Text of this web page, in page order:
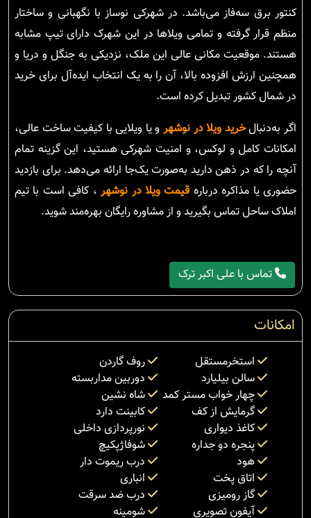
کنتور برق سه‌فاز می‌باشد. در شهرکی نوساز با نگهبانی و ساختار
منظم قرار گرفته و تمامی ویلاها در این شهرک دارای تیپ مشابه
هستند. موقعیت مکانی عالی این ملک، نزدیکی به جنگل و دریا و
همچنین ارزش افزوده بالا، آن را به یک انتخاب ایده‌آل برای خرید
در شمال کشور تبدیل کرده است.
اگر به‌دنبالخرید ویلا در نوشهرو یا ویلایی با کیفیت ساخت عالی،
امکانات کامل و لوکس، و امنیت شهرکی هستید، این گزینه تمام
آنچه را که در ذهن دارید به‌صورت یک‌جا ارائه می‌دهد. برای بازدید
حضوری یا مذاکره درباره قیمت ویلا در نوشهر، کافی است با تیم
املاک ساحل تماس بگیرید و از مشاوره رایگان بهره‌مند شوید.
تماس با علی اکبر ترک
امکانات
استخرمستقل
روف گاردن
سالن بیلیارد
دوربین مداربسته
چهار خواب مستر کمد
شاه نشین
گرمایش از کف
کابینت دارد
کاغذ دیواری
نورپردازی داخلی
پنجره دو جداره
شوفاژپکیچ
هود
درب ریموت دار
اتاق پخت
انباری
گاز رومیزی
درب ضد سرقت
آیفون تصویری
شومینه